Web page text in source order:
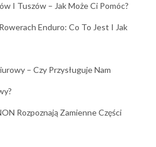
I Tuszów – Jak Może Ci Pomóc?
Enduro: Co To Jest I Jak
– Czy Przysługuje Nam
Rozpoznają Zamienne Części